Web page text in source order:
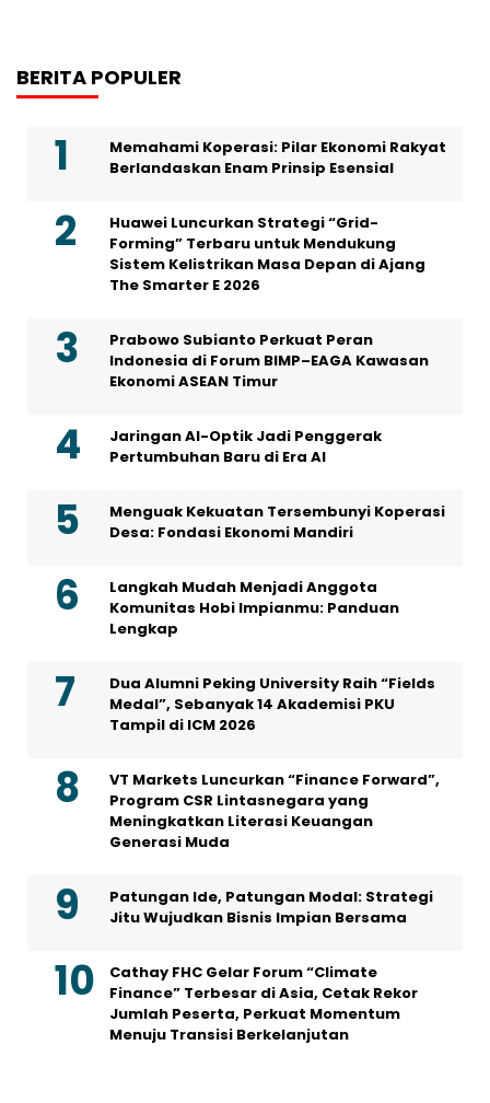
BERITA POPULER
Memahami Koperasi: Pilar Ekonomi Rakyat
Berlandaskan Enam Prinsip Esensial
Huawei Luncurkan Strategi “Grid-
Forming” Terbaru untuk Mendukung
Sistem Kelistrikan Masa Depan di Ajang
The Smarter E 2026
Prabowo Subianto Perkuat Peran
Indonesia di Forum BIMP–EAGA Kawasan
Ekonomi ASEAN Timur
Jaringan AI-Optik Jadi Penggerak
Pertumbuhan Baru di Era AI
Menguak Kekuatan Tersembunyi Koperasi
Desa: Fondasi Ekonomi Mandiri
Langkah Mudah Menjadi Anggota
Komunitas Hobi Impianmu: Panduan
Lengkap
Dua Alumni Peking University Raih “Fields
Medal”, Sebanyak 14 Akademisi PKU
Tampil di ICM 2026
VT Markets Luncurkan “Finance Forward”,
Program CSR Lintasnegara yang
Meningkatkan Literasi Keuangan
Generasi Muda
Patungan Ide, Patungan Modal: Strategi
Jitu Wujudkan Bisnis Impian Bersama
Cathay FHC Gelar Forum “Climate
Finance” Terbesar di Asia, Cetak Rekor
Jumlah Peserta, Perkuat Momentum
Menuju Transisi Berkelanjutan